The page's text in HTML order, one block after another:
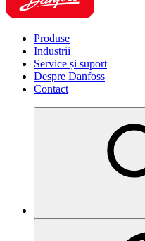
Produse
Industrii
Service și suport
Despre Danfoss
Contact